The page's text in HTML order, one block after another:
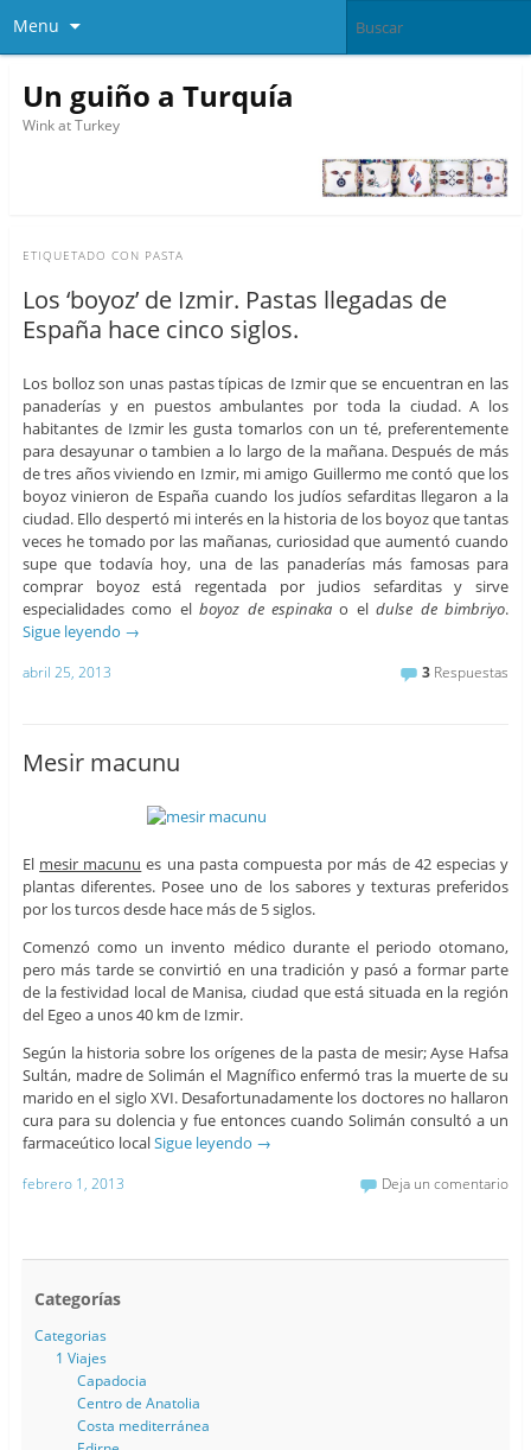
Menu
Un guiño a Turquía
Wink at Turkey
ETIQUETADO CON PASTA
Los ‘boyoz’ de Izmir. Pastas llegadas de
España hace cinco siglos.
Los bolloz son unas pastas típicas de Izmir que se encuentran en las
panaderías y en puestos ambulantes por toda la ciudad. A los
habitantes de Izmir les gusta tomarlos con un té, preferentemente
para desayunar o tambien a lo largo de la mañana. Después de más
de tres años viviendo en Izmir, mi amigo Guillermo me contó que los
boyoz vinieron de España cuando los judíos sefarditas llegaron a la
ciudad. Ello despertó mi interés en la historia de los boyoz que tantas
veces he tomado por las mañanas, curiosidad que aumentó cuando
supe que todavía hoy, una de las panaderías más famosas para
comprar boyoz está regentada por judios sefarditas y sirve
especialidades como elboyoz de espinaka o eldulse de bimbriyo.
Sigue leyendo →
abril 25, 2013 3 Respuestas
Mesir macunu
El mesir macunu es una pasta compuesta por más de 42 especias y
plantas diferentes. Posee uno de los sabores y texturas preferidos
por los turcos desde hace más de 5 siglos.
Comenzó como un invento médico durante el periodo otomano,
pero más tarde se convirtió en una tradición y pasó a formar parte
de la festividad local de Manisa, ciudad que está situada en la región
del Egeo a unos 40 km de Izmir.
Según la historia sobre los orígenes de la pasta de mesir; Ayse Hafsa
Sultán, madre de Solimán el Magnífico enfermó tras la muerte de su
marido en el siglo XVI. Desafortunadamente los doctores no hallaron
cura para su dolencia y fue entonces cuando Solimán consultó a un
farmaceútico localSigue leyendo →
febrero 1, 2013 Deja un comentario
Categorías
Categorias
1 Viajes
Capadocia
Centro de Anatolia
Costa mediterránea